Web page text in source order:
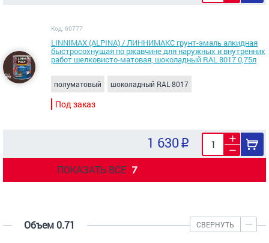
Код: 60777
LINNIMAX (ALPINA) / ЛИННИМАКС грунт-эмаль алкидная
быстросохнущая по ржавчине для наружных и внутренних
работ шелковисто-матовая, шоколадный RAL 8017 0,75л
полуматовый шоколадный RAL 8017
Под заказ
1 630
ПОКАЗАТЬ ВСЕ 7
Объем 0.71 СВЕРНУТЬ